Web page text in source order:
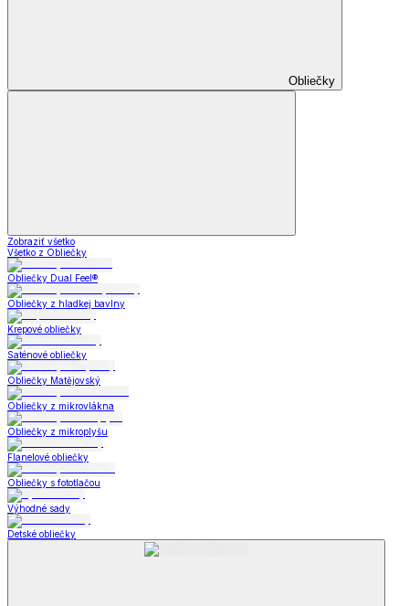
Obliečky
Zobraziť všetko
Všetko z Obliečky
Obliečky Dual Feel®
Obliečky z hladkej bavlny
Krepové obliečky
Saténové obliečky
Obliečky Matějovský
Obliečky z mikrovlákna
Obliečky z mikroplyšu
Flanelové obliečky
Obliečky s fototlačou
Výhodné sady
Detské obliečky